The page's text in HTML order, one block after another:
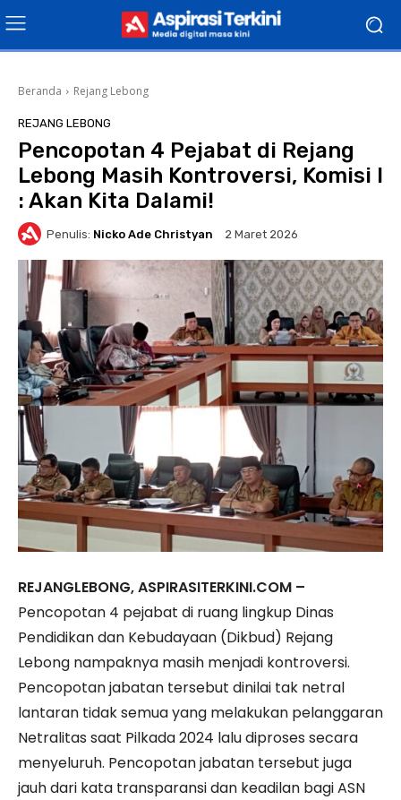
Beranda Rejang Lebong
REJANG LEBONG
Pencopotan 4 Pejabat di Rejang
Lebong Masih Kontroversi, Komisi I
: Akan Kita Dalami!
Penulis: Nicko Ade Christyan 2 Maret 2026
REJANGLEBONG, ASPIRASITERKINI.COM –
Pencopotan 4 pejabat di ruang lingkup Dinas
Pendidikan dan Kebudayaan (Dikbud) Rejang
Lebong nampaknya masih menjadi kontroversi.
Pencopotan jabatan tersebut dinilai tak netral
lantaran tidak semua yang melakukan pelanggaran
Netralitas saat Pilkada 2024 lalu diproses secara
menyeluruh. Pencopotan jabatan tersebut juga
jauh dari kata transparansi dan keadilan bagi ASN